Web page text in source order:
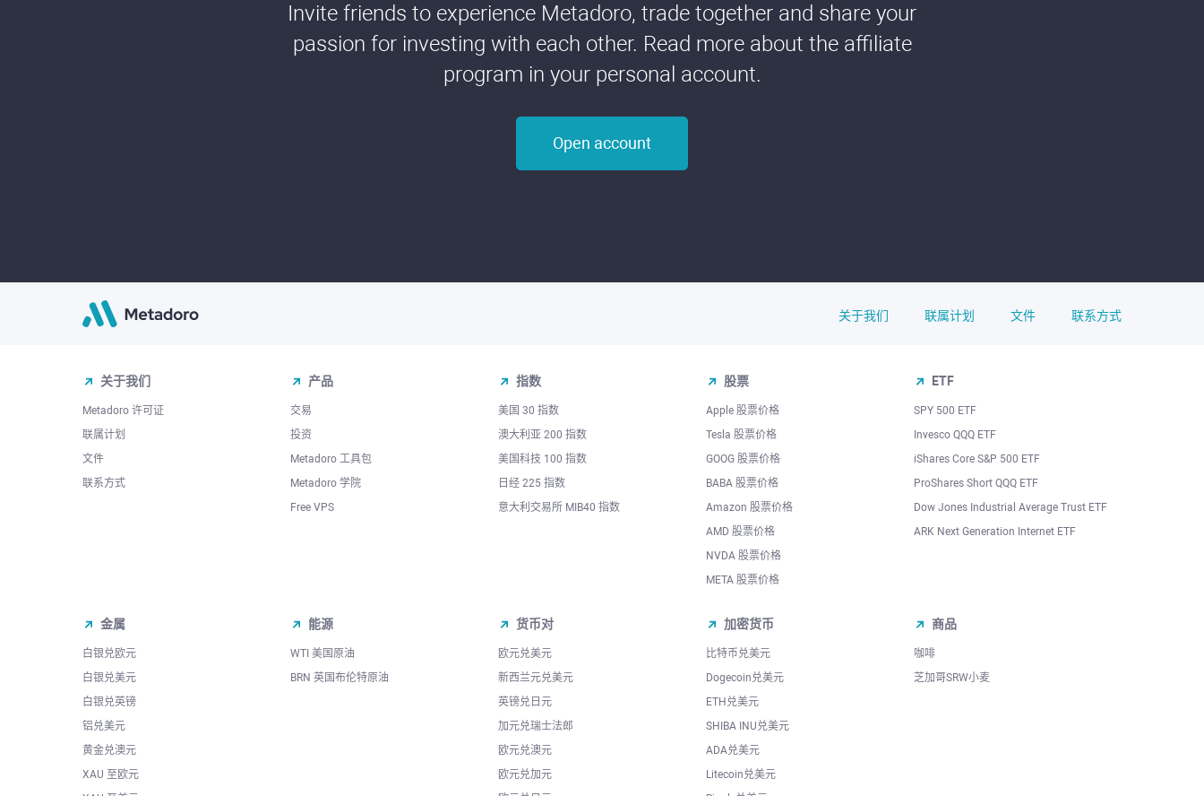
Invite friends to experience Metadoro, trade together and share your
passion for investing with each other. Read more about the affiliate
program in your personal account.
Open account
关于我们 联属计划 文件 联系方式
关于我们
Metadoro 许可证
联属计划
文件
联系方式
产品
交易
投资
Metadoro 工具包
Metadoro 学院
Free VPS
指数
美国 30 指数
澳大利亚 200 指数
美国科技 100 指数
日经 225 指数
意大利交易所 MIB40 指数
股票
Apple 股票价格
Tesla 股票价格
GOOG 股票价格
BABA 股票价格
Amazon 股票价格
AMD 股票价格
NVDA 股票价格
META 股票价格
ETF
SPY 500 ETF
Invesco QQQ ETF
iShares Core S&P 500 ETF
ProShares Short QQQ ETF
Dow Jones Industrial Average Trust ETF
ARK Next Generation Internet ETF
金属
白银兑欧元
白银兑美元
白银兑英镑
铝兑美元
黄金兑澳元
XAU 至欧元
能源
WTI 美国原油
BRN 英国布伦特原油
货币对
欧元兑美元
新西兰元兑美元
英镑兑日元
加元兑瑞士法郎
欧元兑澳元
欧元兑加元
加密货币
比特币兑美元
Dogecoin兑美元
ETH兑美元
SHIBA INU兑美元
ADA兑美元
Litecoin兑美元
商品
咖啡
芝加哥SRW小麦